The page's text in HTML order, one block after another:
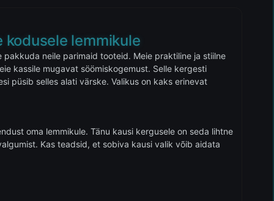
lemmikule
neile parimaid tooteid. Meie praktiline ja stiilne
kassile mugavat söömiskogemust. Selle kergesti
püsib selles alati värske. Valikus on kaks erinevat
oma lemmikule. Tänu kausi kergusele on seda lihtne
Kas teadsid, et sobiva kausi valik võib aidata